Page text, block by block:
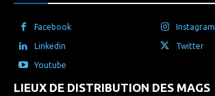
Facebook Instagram
Linkedin Twitter
Youtube
LIEUX DE DISTRIBUTION DES MAGS